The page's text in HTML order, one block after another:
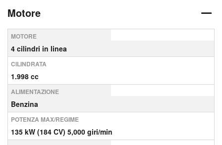
Motore
MOTORE
4 cilindri in linea
CILINDRATA
1.998 cc
ALIMENTAZIONE
Benzina
POTENZA MAX/REGIME
135 kW (184 CV) 5,000 giri/min